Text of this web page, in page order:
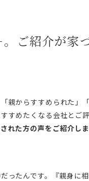
ご紹介が家
親からすすめられた」
すめたくなる会社とご
れた方の声をご紹介しま
ったんです。『親身に